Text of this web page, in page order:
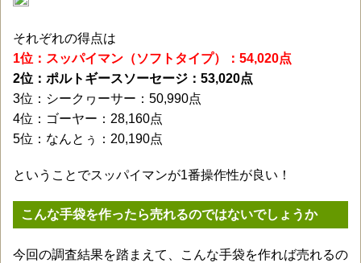
それぞれの得点は
1位：スッパイマン（ソフトタイプ）：54,020点
2位：ポルトギースソーセージ：53,020点
3位：シークヮーサー：50,990点
4位：ゴーヤー：28,160点
5位：なんとぅ：20,190点
ということでスッパイマンが1番操作性が良い！
こんな手袋を作ったら売れるのではないでしょうか
今回の調査結果を踏まえて、こんな手袋を作れば売れるの